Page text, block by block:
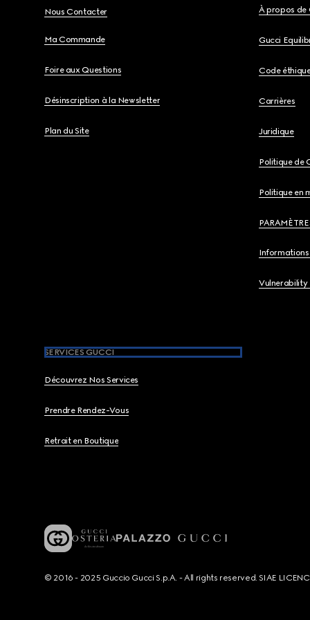
Nous Contacter
Ma Commande
Foire aux Questions
Désinscription à la Newsletter
Plan du Site
À propos de
Gucci
Code
Carrières
Juridique
Politique de
Politique en
Informations
Vulnerability
SERVICES GUCCI
Découvrez Nos Services
Prendre Rendez-Vous
Retrait en Boutique
© 2016 - 2025 Guccio Gucci S.p.A. - All rights reserved. SIAE